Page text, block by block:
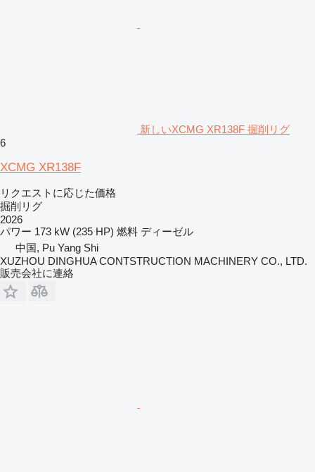
新しいXCMG XR138F 掘削リグ
6
XCMG XR138F
リクエストに応じた価格
掘削リグ
2026
パワー 173 kW (235 HP) 燃料 ディーゼル
中国, Pu Yang Shi
XUZHOU DINGHUA CONTSTRUCTION MACHINERY CO., LTD.
販売会社に連絡